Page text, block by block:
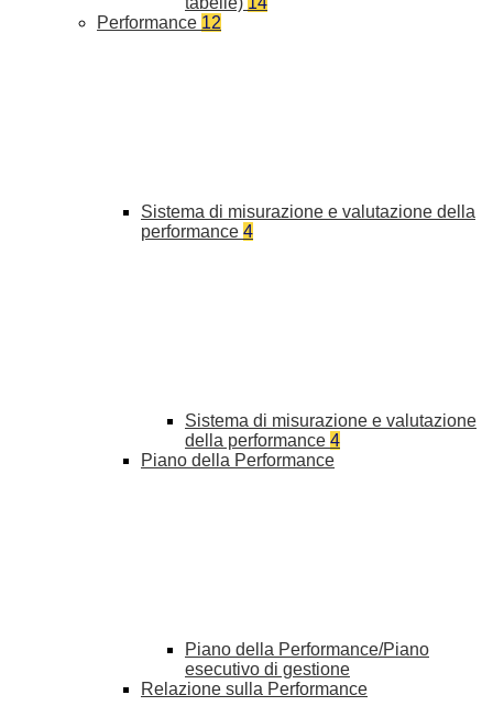
Performance 12
Sistema di misurazione e valutazione della
performance 4
Sistema di misurazione e valutazione
della performance 4
Piano della Performance
Piano della Performance/Piano
esecutivo di gestione
Relazione sulla Performance